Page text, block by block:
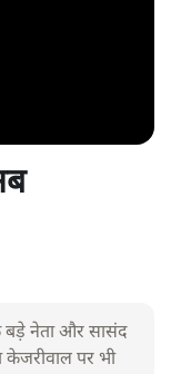
बड़े नेता और सासंद
केजरीवाल पर भी